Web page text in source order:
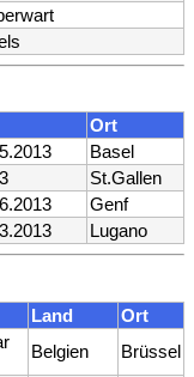
Ort
Basel
St.Gallen
Genf
Lugano
Land
Ort
Belgien Brüssel